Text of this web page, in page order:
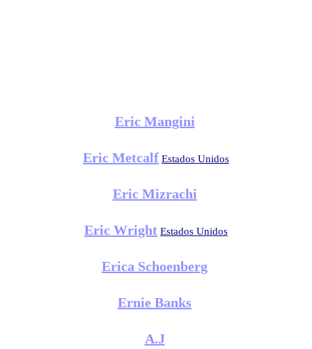
Eric Mangini
Eric Metcalf Estados Unidos
Eric Mizrachi
Eric Wright Estados Unidos
Erica Schoenberg
Ernie Banks
A.J